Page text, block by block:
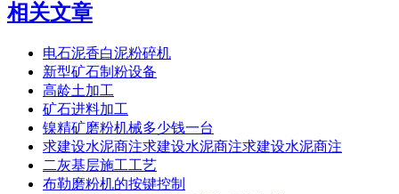
相关文章
电石泥香白泥粉碎机
新型矿石制粉设备
高龄土加工
矿石进料加工
镍精矿磨粉机械多少钱一台
求建设水泥商注求建设水泥商注求建设水泥商注
二灰基层施工工艺
布勒磨粉机的按键控制